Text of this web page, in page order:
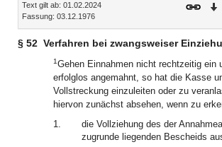
Text gilt ab: 01.02.2024
Fassung: 03.12.1976
§ 52 Verfahren bei zwangsweiser
1Gehen Einnahmen nicht rechtzeitig ein
erfolglos angemahnt, so hat die Kasse
Vollstreckung einzuleiten oder zu
hiervon zunächst absehen, wenn zu
1.
die Vollziehung des der
zugrunde liegenden Bescheids